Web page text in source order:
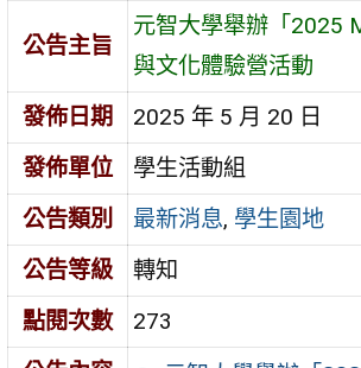
公告主旨
元智大學舉辦「2025
與文化體驗營活動
發佈日期
2025 年 5 月 20 日
發佈單位
學生活動組
公告類別
最新消息, 學生園地
公告等級
轉知
點閱次數
273